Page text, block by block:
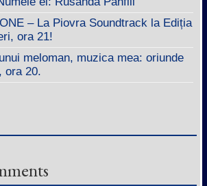
– La Piovra Soundtrack la Ediția
ora 21!
meloman, muzica mea: oriunde
ora 20.